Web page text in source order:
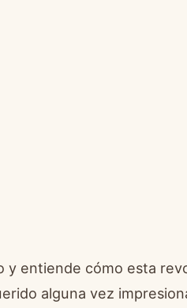
y entiende cómo esta
alguna vez